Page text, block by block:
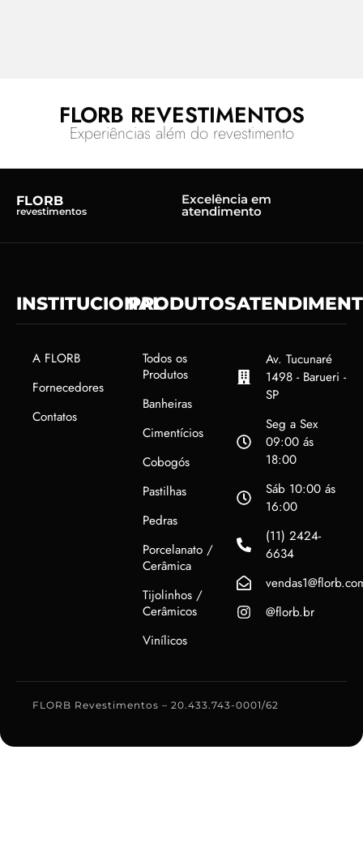
FLORB REVESTIMENTOS
Experiências além do revestimento
FLORB
revestimentos
Excelência em
atendimento
INSTITUCIONAL
A FLORB
Fornecedores
Contatos
PRODUTOS
Todos os
Produtos
Banheiras
Cimentícios
Cobogós
Pastilhas
Pedras
Porcelanato /
Cerâmica
Tijolinhos /
Cerâmicos
Vinílicos
Av. Tucunaré
1498 - Barueri -
SP
Seg a Sex
09:00 ás
18:00
Sáb 10:00 ás
16:00
(11) 2424-
6634
@florb.br
FLORB Revestimentos – 20.433.743-0001/62